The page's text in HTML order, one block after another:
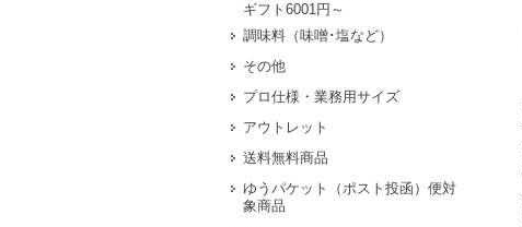
ギフト6001円～
調味料（味噌･塩など）
その他
プロ仕様・業務用サイズ
アウトレット
送料無料商品
ゆうパケット（ポスト投函）便対
象商品